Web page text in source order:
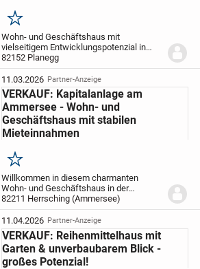
Merken
Wohn- und Geschäftshaus mit
vielseitigem Entwicklungspotenzial in
begehrter Lage von Planegg
interessante Wohn- und
Geschäftsimmobilie in gefragter Lage von
Planegg bietet insbesondere...
82152 Planegg
11.03.2026 Partner-Anzeige
VERKAUF: Kapitalanlage am
Ammersee - Wohn- und
Geschäftshaus mit stabilen
Mieteinnahmen
Merken
Willkommen in diesem charmanten
Wohn- und Geschäftshaus in der
beliebten Gemeinde Herrsching am
Ammersee. Die Immobilie überzeugt
durch ihre hervorragende Lage, eine
durchdachte Aufteilung sowie ein...
82211 Herrsching (Ammersee)
11.04.2026 Partner-Anzeige
VERKAUF: Reihenmittelhaus mit
Garten & unverbaubarem Blick -
großes Potenzial!